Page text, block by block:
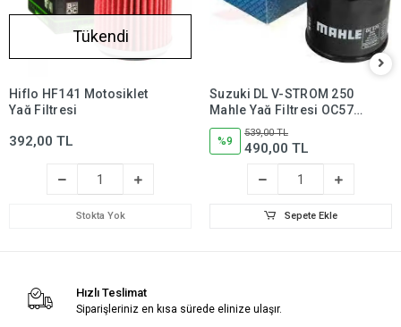
Tükendi
Hiflo HF141 Motosiklet
Yağ Filtresi
392,00 TL
Stokta Yok
Suzuki DL V-STROM 250
Mahle Yağ Filtresi OC574,
dl250,dlv250
%9
539,00 TL
490,00 TL
Sepete Ekle
Hızlı Teslimat
Siparişleriniz en kısa sürede elinize ulaşır.